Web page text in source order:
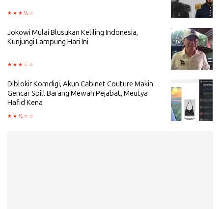
Jokowi Mulai Blusukan Keliling Indonesia,
Kunjungi Lampung Hari Ini
Diblokir Komdigi, Akun Cabinet Couture Makin
Gencar Spill Barang Mewah Pejabat, Meutya
Hafid Kena